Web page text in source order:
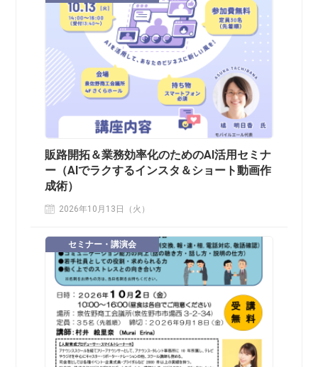
販路開拓＆業務効率化のためのAI活用セミナ
ー（AIでラクするインスタ＆ショート動画作
成術）
2026年10月13日（火）
セミナー・講演会